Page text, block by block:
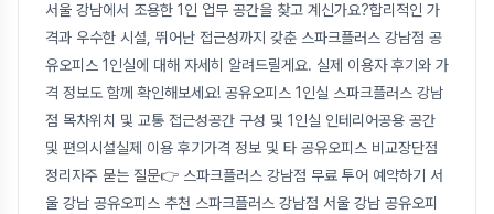
서울 강남에서 조용한 1인 업무 공간을 찾고 계신가요?합리적인 가
격과 우수한 시설, 뛰어난 접근성까지 갖춘 스파크플러스 강남점 공
유오피스 1인실에 대해 자세히 알려드릴게요. 실제 이용자 후기와 가
격 정보도 함께 확인해보세요! 공유오피스 1인실 스파크플러스 강남
점 목차위치 및 교통 접근성공간 구성 및 1인실 인테리어공용 공간
및 편의시설실제 이용 후기가격 정보 및 타 공유오피스 비교장단점
정리자주 묻는 질문👉 스파크플러스 강남점 무료 투어 예약하기 서
울 강남 공유오피스 추천 스파크플러스 강남점 서울 강남 공유오피